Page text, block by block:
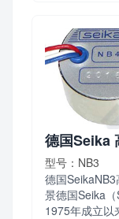
德国Seika
型号：NB3
德国
景德国Seika
1975年成立以